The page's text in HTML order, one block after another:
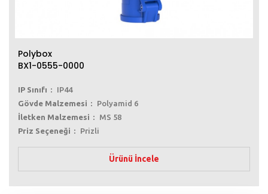
Polybox
BX1-0555-0000
IP Sınıfı
IP44
Gövde Malzemesi
Polyamid 6
İletken Malzemesi
MS 58
Priz Seçeneği
Prizli
Ürünü İncele